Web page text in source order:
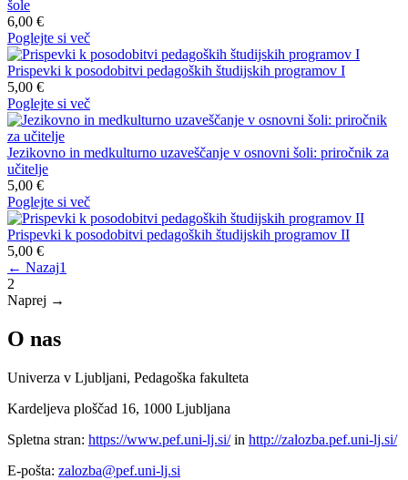
šole
6,00 €
Poglejte si več
Prispevki k posodobitvi pedagoških študijskih programov I
5,00 €
Poglejte si več
Jezikovno in medkulturno uzaveščanje v osnovni šoli: priročnik za
učitelje
5,00 €
Poglejte si več
Prispevki k posodobitvi pedagoških študijskih programov II
5,00 €
← Nazaj1
2
Naprej →
O nas
Univerza v Ljubljani, Pedagoška fakulteta
Kardeljeva ploščad 16, 1000 Ljubljana
Spletna stran: https://www.pef.uni-lj.si/in http://zalozba.pef.uni-lj.si/
E-pošta: zalozba@pef.uni-lj.si